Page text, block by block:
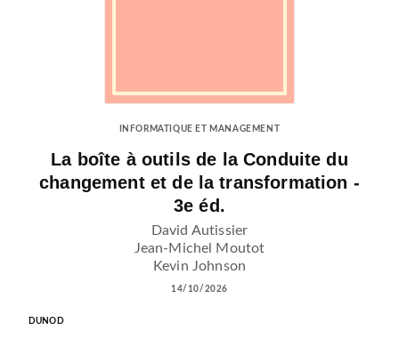
INFORMATIQUE ET MANAGEMENT
La boîte à outils de la Conduite du
changement et de la transformation -
3e éd.
David Autissier
Jean-Michel Moutot
Kevin Johnson
14/10/2026
DUNOD